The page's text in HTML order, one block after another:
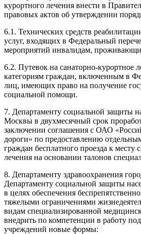
курортного лечения внести в
правовых актов об утверждении
6.1. Технических средств
услуг, входящих в Федеральный
мероприятий инвалидам,
6.2. Путевок на санаторно-курортное
категориям граждан, включенным в
лиц, имеющих право на получение
социальной помощи.
7. Департаменту социальной защиты
Москвы в двухмесячный срок
заключении соглашения с ОАО
дороги» по предоставлению
граждан бесплатного проезда к месту
лечения на основании талонов
8. Департаменту здравоохранения
Департаменту социальной защиты
в целях обеспечения
тяжелыми ограничениями
видам специализированной
внедрить по компетенции в работу
учреждений новые формы: